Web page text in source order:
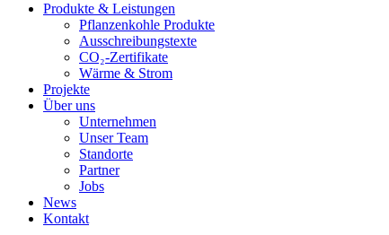
Produkte & Leistungen
Pflanzenkohle Produkte
Ausschreibungstexte
CO₂-Zertifikate
Wärme & Strom
Projekte
Über uns
Unternehmen
Unser Team
Standorte
Partner
Jobs
News
Kontakt